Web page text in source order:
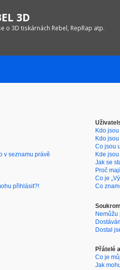
3D
o 3D tiskárnách Rebel, RepRap atp.
v seznamu právě
přihlásit?!
Kdo
Kdo
Co jsou
Kde
Jak se
Proč
Co je
Co
Nemůžu
Dostal
Přátelé
Co je
Jak